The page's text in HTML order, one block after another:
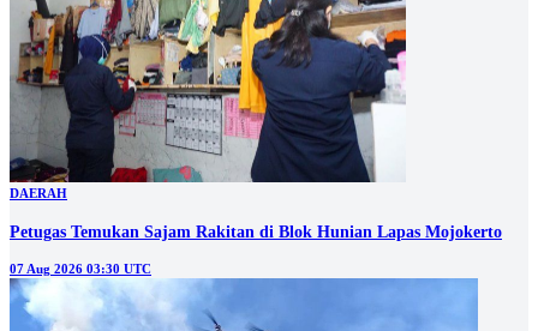
DAERAH
Petugas Temukan Sajam Rakitan di Blok Hunian Lapas Mojokerto
07 Aug 2026 03:30 UTC